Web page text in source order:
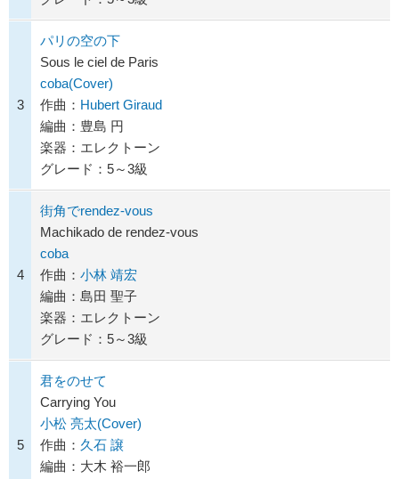
3
パリの空の下
Sous le ciel de Paris
coba(Cover)
作曲： Hubert Giraud
編曲：豊島 円
楽器：エレクトーン
グレード：5～3級
4
街角でrendez-vous
Machikado de rendez-vous
coba
作曲： 小林 靖宏
編曲：島田 聖子
楽器：エレクトーン
グレード：5～3級
5
君をのせて
Carrying You
小松 亮太(Cover)
作曲： 久石 譲
編曲：大木 裕一郎